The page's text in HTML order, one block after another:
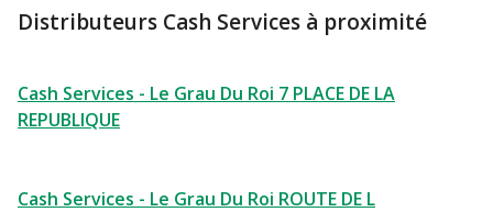
Distributeurs Cash Services à proximité
Cash Services - Le Grau Du Roi 7 PLACE DE LA
REPUBLIQUE
Cash Services - Le Grau Du Roi ROUTE DE L